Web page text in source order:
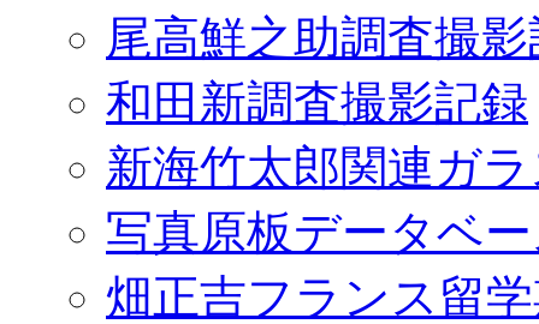
尾高鮮之助調査撮
和田新調査撮影記録
新海竹太郎関連ガ
写真原板データベ
畑正吉フランス留